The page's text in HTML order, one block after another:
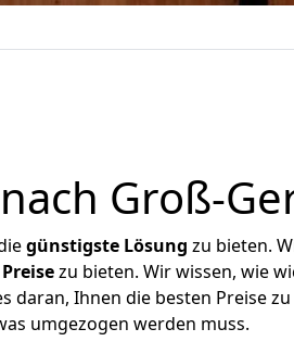
Groß-
günstigste Lösung zu bieten.
zu bieten. Wir wissen, wie
daran, Ihnen die besten Preise
umgezogen werden muss.